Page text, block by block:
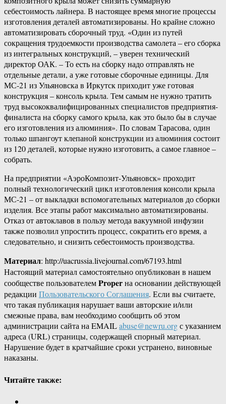
себестоимость лайнера. В настоящее время многие процессы
изготовления деталей автоматизированы. Но крайне сложно
автоматизировать сборочный труд. «Один из путей
сокращения трудоемкости производства самолета – его сборка
из интегральных конструкций, – уверен технический
директор ОАК. – То есть на сборку надо отправлять не
отдельные детали, а уже готовые сборочные единицы. Для
МС-21 из Ульяновска в Иркутск приходит уже готовая
конструкция – консоль крыла. Тем самым не нужно тратить
труд высококвалифицированных специалистов предприятия-
финалиста на сборку самого крыла, как это было бы в случае
его изготовления из алюминия». По словам Тарасова, один
только шпангоут клепаной конструкции из алюминия состоит
из 120 деталей, которые нужно изготовить, а самое главное –
собрать.
На предприятии «АэроКомпозит-Ульяновск» проходит
полный технологический цикл изготовления консоли крыла
МС-21 – от выкладки вспомогательных материалов до сборки
изделия. Все этапы работ максимально автоматизированы.
Отказ от автоклавов в пользу метода вакуумной инфузии
также позволил упростить процесс, сократить его время, а
следовательно, и снизить себестоимость производства.
Материал: http://uacrussia.livejournal.com/67193.html
Настоящий материал самостоятельно опубликован в нашем
сообществе пользователемProperна основании действующей
редакции Пользовательского Соглашения. Если вы считаете,
что такая публикация нарушает ваши авторские и/или
смежные права, вам необходимо сообщить об этом
администрации сайта на EMAILabuse@newru.orgс указанием
адреса (URL) страницы, содержащей спорный материал.
Нарушение будет в кратчайшие сроки устранено, виновные
наказаны.
Читайте также: